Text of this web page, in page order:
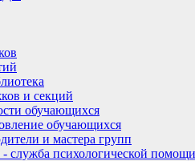
и секций
обучающихся
обучающихся
и мастера групп
- служба психологической помощи